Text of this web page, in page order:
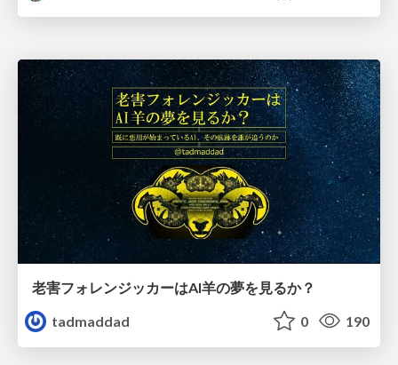
老害フォレンジッカーはAI羊の夢を見るか？
tadmaddad
0 190